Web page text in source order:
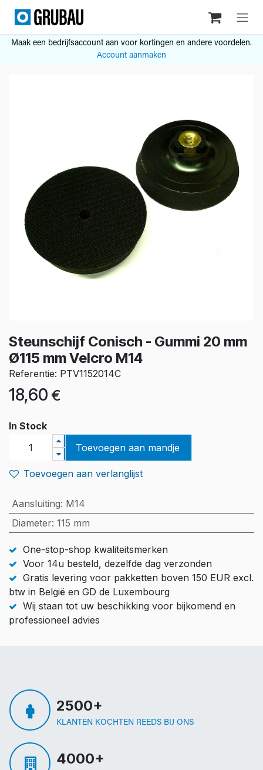
Overslaan naar inhoud
Maak een bedrijfsaccount aan voor kortingen en andere voordelen.
Account aanmaken
Steunschijf Conisch - Gummi 20 mm
Ø115 mm Velcro M14
Referentie: PTV1152014C
18,60 €
In Stock
Toevoegen aan mandje
Toevoegen aan verlanglijst
Aansluiting: M14
Diameter: 115 mm
One-stop-shop kwaliteitsmerken
Voor 14u besteld, dezelfde dag verzonden
Gratis levering voor pakketten boven 150 EUR excl.
btw in België en GD de Luxembourg
Wij staan tot uw beschikking voor bijkomend en
professioneel advies
2500+
KLANTEN KOCHTEN REEDS BIJ ONS
4000+